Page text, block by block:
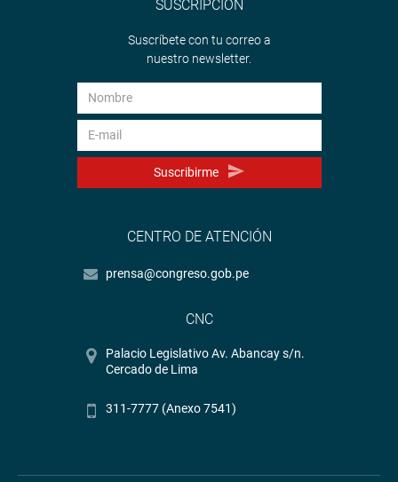
SUSCRIPCIÓN
Suscríbete con tu correo a
nuestro newsletter.
Suscribirme
CENTRO DE ATENCIÓN
prensa@congreso.gob.pe
CNC
Palacio Legislativo Av. Abancay s/n.
Cercado de Lima
311-7777 (Anexo 7541)